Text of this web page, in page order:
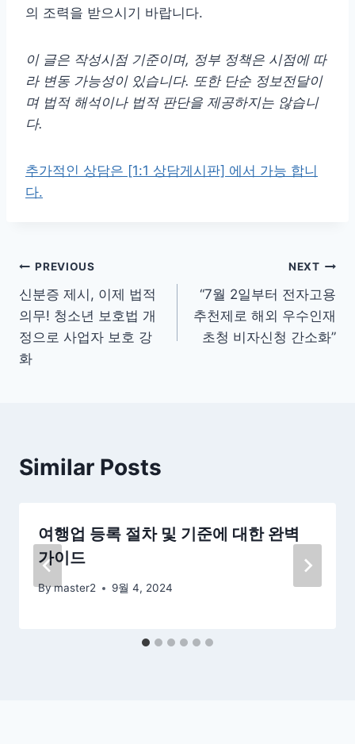
의 조력을 받으시기 바랍니다.
이 글은 작성시점 기준이며, 정부 정책은 시점에 따
라 변동 가능성이 있습니다. 또한 단순 정보전달이
며 법적 해석이나 법적 판단을 제공하지는 않습니
다.
추가적인 상담은 [1:1 상담게시판] 에서 가능 합니
다.
글
탐
색
PREVIOUS
신분증 제시, 이제 법적
의무! 청소년 보호법 개
정으로 사업자 보호 강
화
NEXT
“7월 2일부터 전자고용
추천제로 해외 우수인재
초청 비자신청 간소화”
Similar Posts
여행업 등록 절차 및 기준에 대한 완벽
가이드
Bymaster2 9월 4, 2024